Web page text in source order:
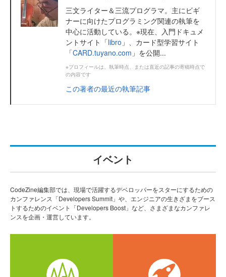
三文ライター＆三流プログラマ。主にビギ
ナーに向けたプログラミング関連の執筆を
中心に活動している。※現在、入門ドキュメ
ントサイト「libro 」、カード型学習サイト
「CARD.tuyano.com 」を公開...
※プロフィールは、執筆時点、または直近の記事の寄稿時点で
の内容です
この著者の最近の執筆記事
イベント
CodeZine編集部では、現場で活躍するデベロッパーをスターにするための
カンファレンス「Developers Summit」や、エンジニアの生きざまをブース
トするためのイベント「Developers Boost」など、さまざまなカンファレ
ンスを企画・運営しています。